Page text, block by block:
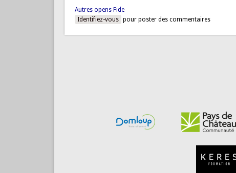
Autres opens Fide
Identifiez-vous pour poster des commentaires